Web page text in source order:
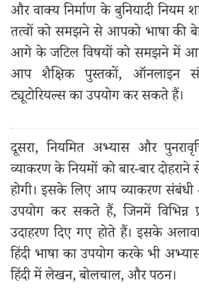
और वाक्य निर्माण के बुनियादी नियम
तत्वों को समझने से आपको भाषा की
आगे के जटिल विषयों को समझने में
आप शैक्षिक पुस्तकों, ऑनलाइन
ट्यूटोरियल्स का उपयोग कर सकते हैं।
दूसरा, नियमित अभ्यास और
व्याकरण के नियमों को बार-बार
होगी। इसके लिए आप व्याकरण
उपयोग कर सकते हैं, जिनमें
उदाहरण दिए गए होते हैं। इसके
हिंदी भाषा का उपयोग करके भी
हिंदी में लेखन, बोलचाल, और पठन।